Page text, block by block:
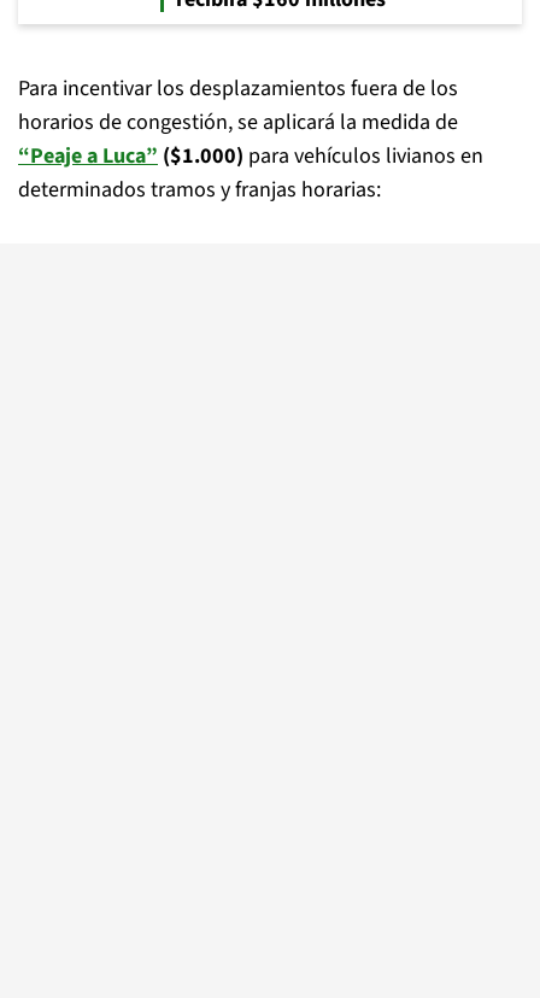
Para incentivar los desplazamientos fuera de los
horarios de congestión, se aplicará la medida de
“Peaje a Luca” ($1.000) para vehículos livianos en
determinados tramos y franjas horarias: